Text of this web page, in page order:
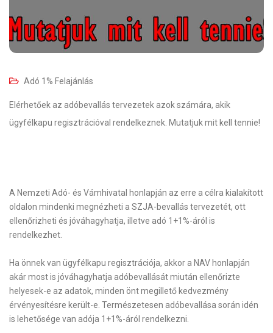
Adó 1% Felajánlás
Elérhetőek az adóbevallás tervezetek azok számára, akik
ügyfélkapu regisztrációval rendelkeznek. Mutatjuk mit kell tennie!
A Nemzeti Adó- és Vámhivatal honlapján az erre a célra kialakított
oldalon mindenki megnézheti a SZJA-bevallás tervezetét, ott
ellenőrizheti és jóváhagyhatja, illetve adó 1+1%-áról is
rendelkezhet.
Ha önnek van ügyfélkapu regisztrációja, akkor a NAV honlapján
akár most is jóváhagyhatja adóbevallását miután ellenőrizte
helyesek-e az adatok, minden önt megillető kedvezmény
érvényesítésre került-e. Természetesen adóbevallása során idén
is lehetősége van adója 1+1%-áról rendelkezni.